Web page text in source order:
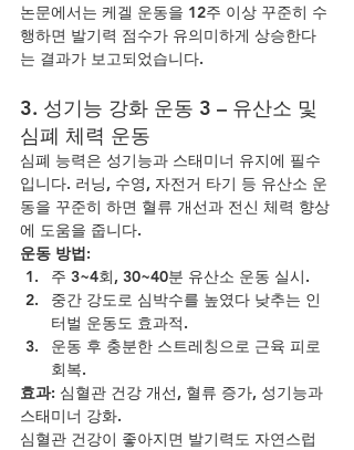
논문에서는 케겔 운동을 12주 이상 꾸준히 수
행하면 발기력 점수가 유의미하게 상승한다
는 결과가 보고되었습니다.
3. 성기능 강화 운동 3 – 유산소 및
심폐 체력 운동
심폐 능력은 성기능과 스태미너 유지에 필수
입니다. 러닝, 수영, 자전거 타기 등 유산소 운
동을 꾸준히 하면 혈류 개선과 전신 체력 향상
에 도움을 줍니다.
운동 방법:
주 3~4회, 30~40분 유산소 운동 실시.
중간 강도로 심박수를 높였다 낮추는 인
터벌 운동도 효과적.
운동 후 충분한 스트레칭으로 근육 피로
회복.
효과: 심혈관 건강 개선, 혈류 증가, 성기능과
스태미너 강화.
심혈관 건강이 좋아지면 발기력도 자연스럽